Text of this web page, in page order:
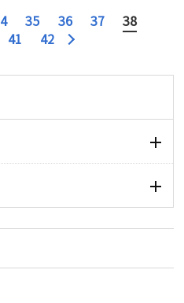
35 36 37
38
41 42